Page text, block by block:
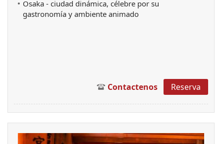
Osaka - ciudad dinámica, célebre por su
gastronomía y ambiente animado
Contactenos Reserva